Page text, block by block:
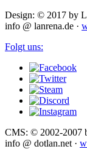
Design: © 2017 by
info @ lanrena.de ·
Folgt uns:
CMS: © 2002-2007
info @ dotlan.net ·